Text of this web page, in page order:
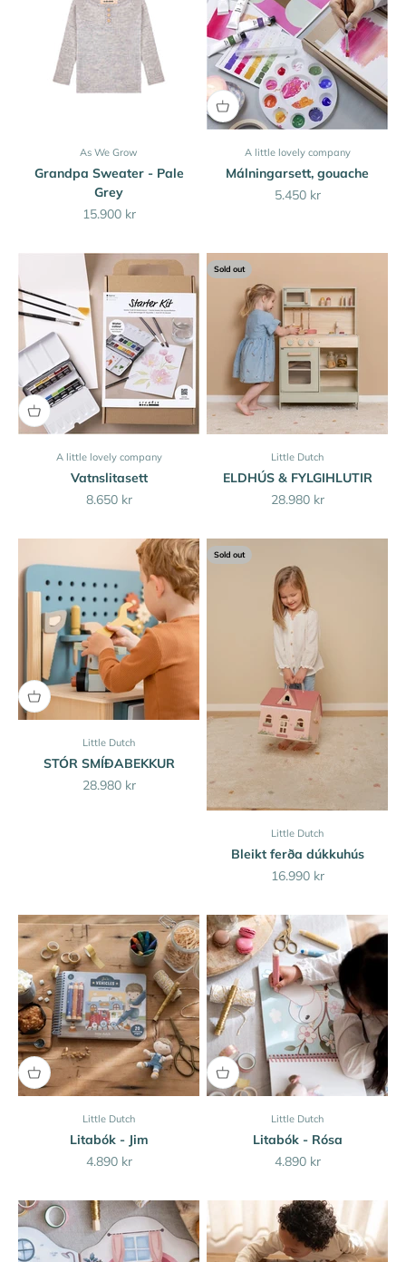
As We Grow
Grandpa Sweater - Pale
Grey
Sale price
15.900 kr
A little lovely company
Málningarsett, gouache
Sale price
5.450 kr
A little lovely company
Vatnslitasett
Sale price
8.650 kr
Sold out
Little Dutch
ELDHÚS & FYLGIHLUTIR
Sale price
28.980 kr
Little Dutch
STÓR SMÍÐABEKKUR
Sale price
28.980 kr
Sold out
Little Dutch
Bleikt ferða dúkkuhús
Sale price
16.990 kr
Little Dutch
Litabók - Jim
Sale price
4.890 kr
Little Dutch
Litabók - Rósa
Sale price
4.890 kr